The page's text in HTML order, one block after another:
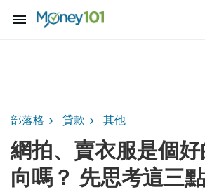
menu
部落格 貸款 其他
網拍、賣衣服是個
向嗎？ 先思考這三點